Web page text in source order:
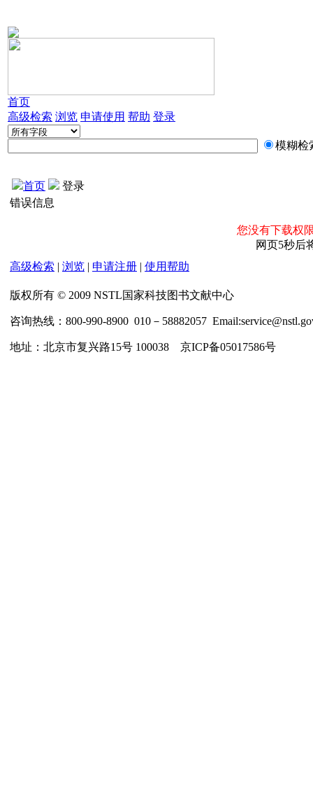
首页
高级检索 浏览 申请使用 帮助 登录
模糊检
首页
登录
错误信息
您没有下载权
网页5秒后
高级检索 | 浏览 | 申请注册 | 使用帮助
版权所有 © 2009 NSTL国家科技图书文献中心
咨询热线：800-990-8900 010－58882057
地址：北京市复兴路15号 100038 京ICP备05017586号